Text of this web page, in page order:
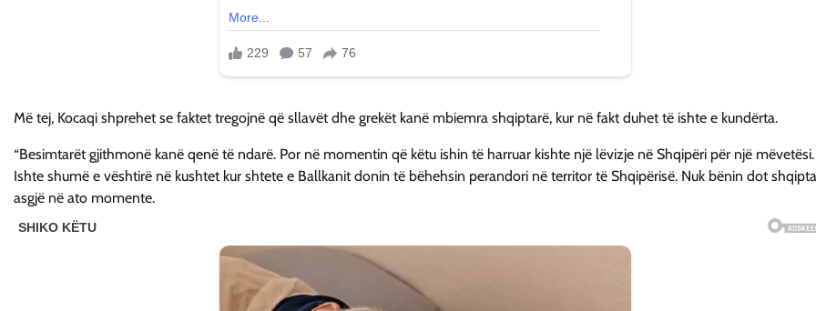
Më tej, Kocaqi shprehet se faktet tregojnë që sllavët dhe grekët kanë mbiemra shqiptarë, kur në fakt duhet të ishte e kundërta.
“Besimtarët gjithmonë kanë qenë të ndarë. Por në momentin që këtu ishin të harruar kishte një lëvizje në Shqipëri për një mëvetësi.
Ishte shumë e vështirë në kushtet kur shtete e Ballkanit donin të bëhehsin perandori në territor të Shqipërisë. Nuk bënin dot
asgjë në ato momente.